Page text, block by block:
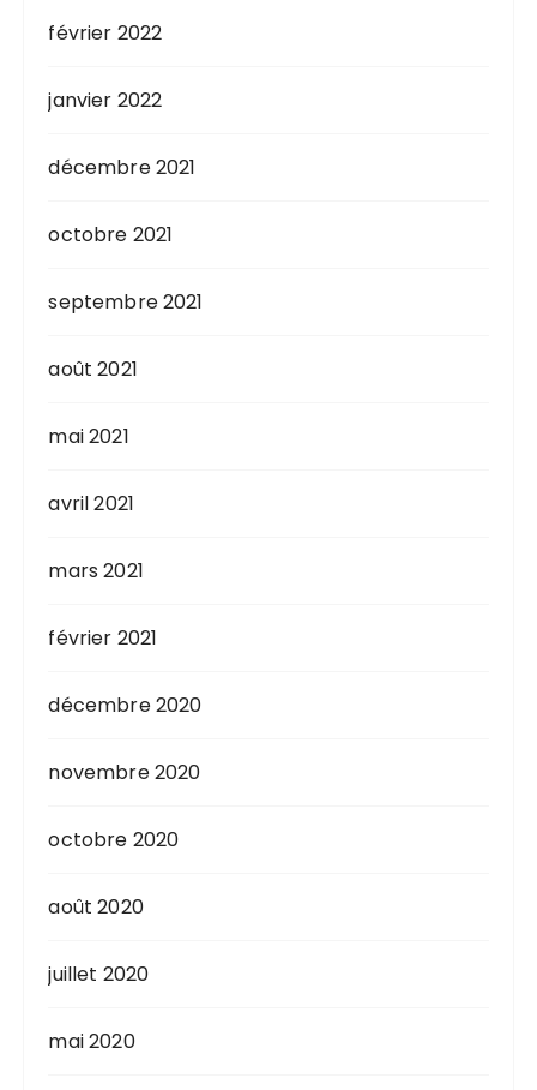
février 2022
janvier 2022
décembre 2021
octobre 2021
septembre 2021
août 2021
mai 2021
avril 2021
mars 2021
février 2021
décembre 2020
novembre 2020
octobre 2020
août 2020
juillet 2020
mai 2020